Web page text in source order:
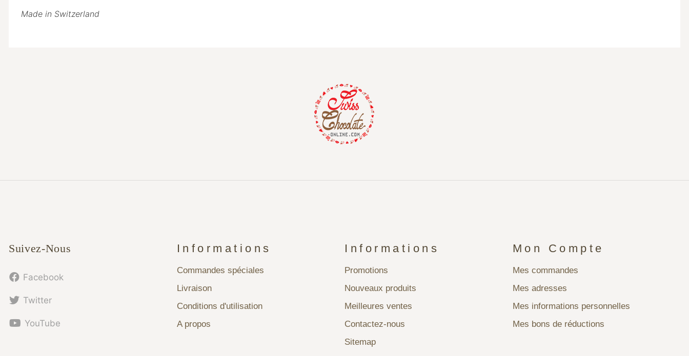
Made in Switzerland
Suivez-Nous
Facebook
Twitter
YouTube
Informations
Commandes spéciales
Livraison
Conditions d'utilisation
A propos
Informations
Promotions
Nouveaux produits
Meilleures ventes
Contactez-nous
Sitemap
Mon Compte
Mes commandes
Mes adresses
Mes informations personnelles
Mes bons de réductions